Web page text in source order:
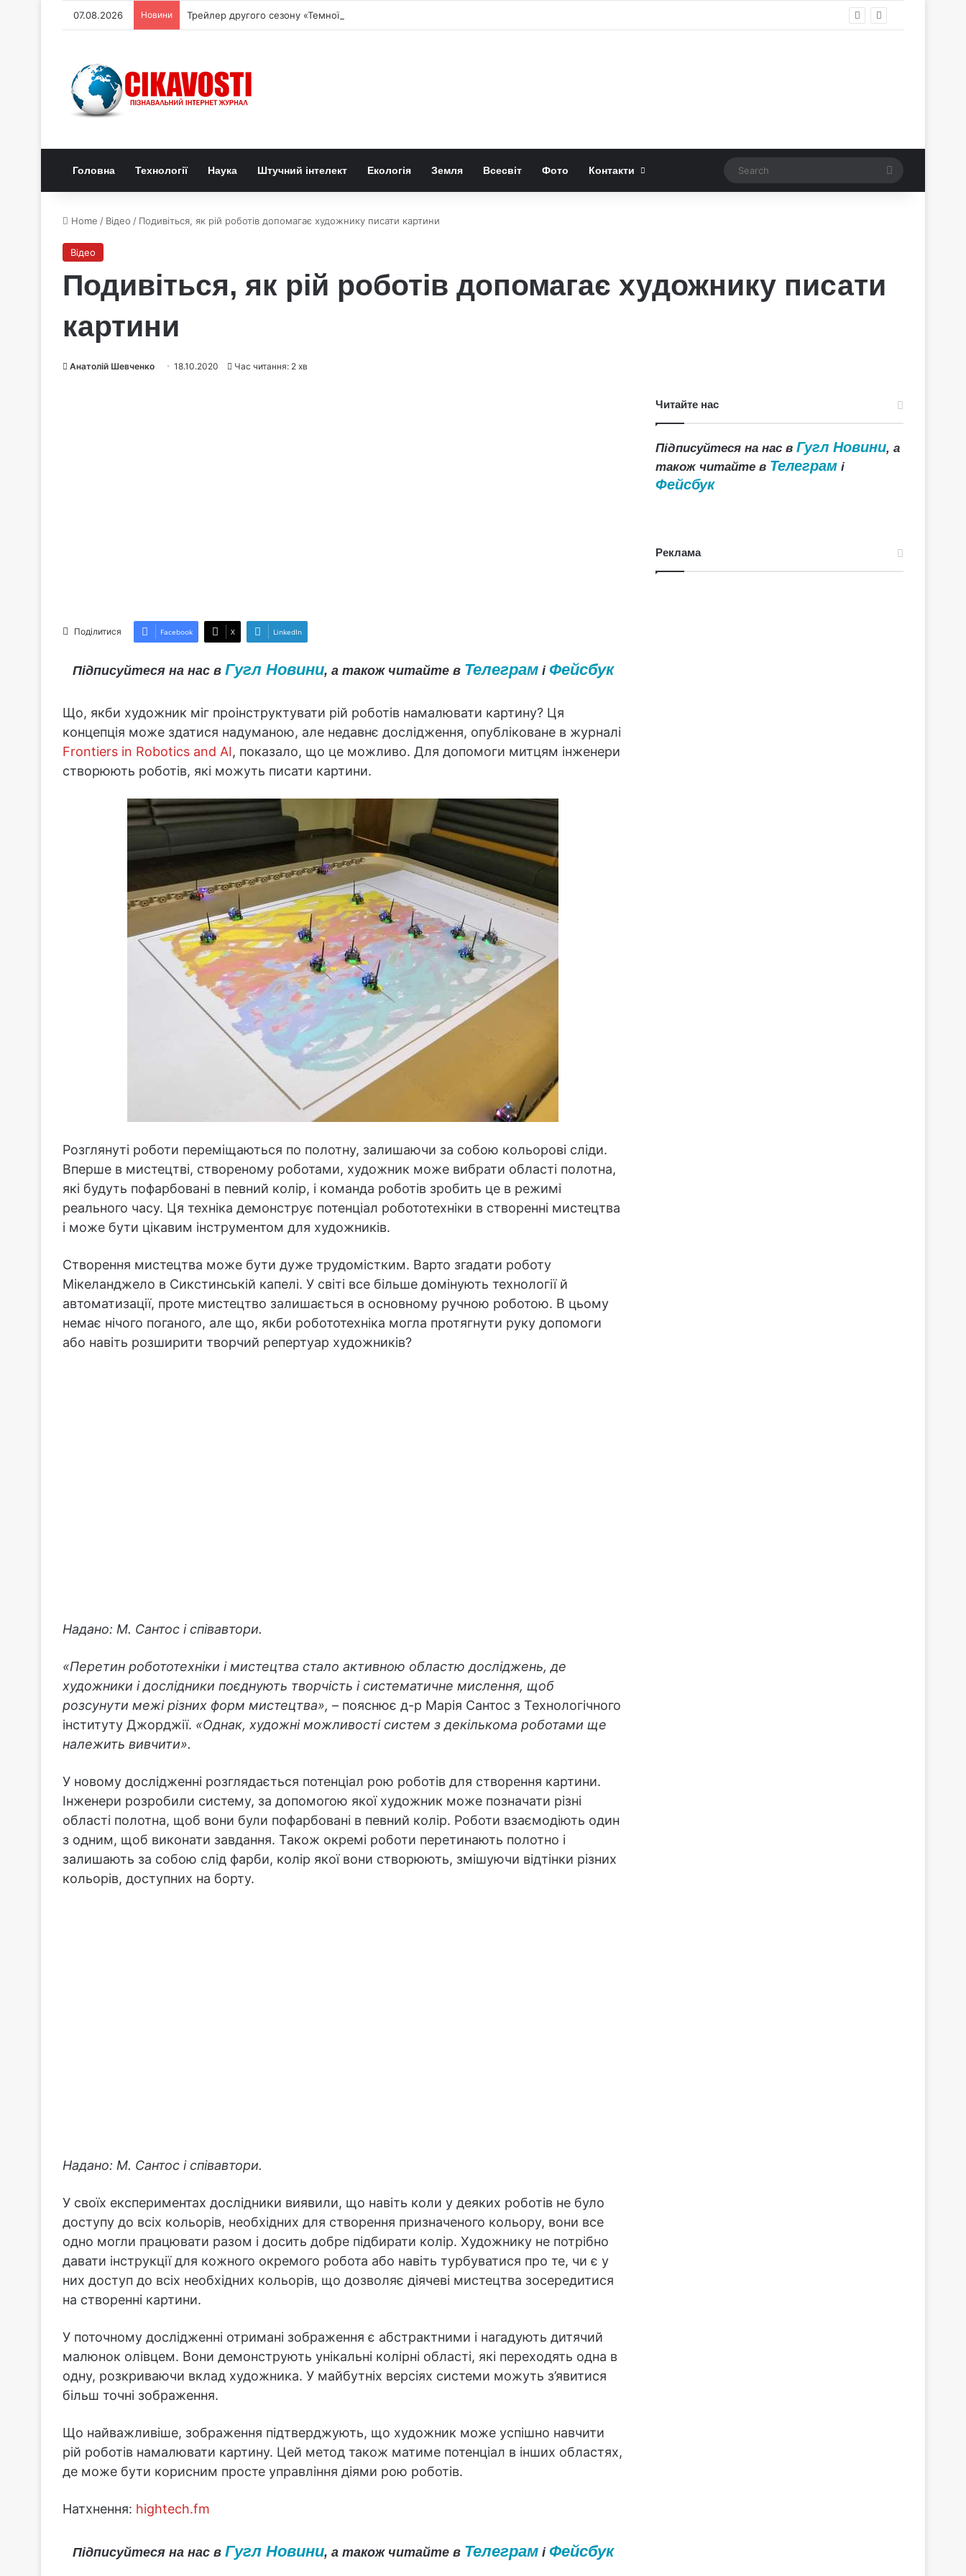
07.08.2026 Новини Трейлер другого сезону «Темної матерії» обіцяє новий хіт Apple TV
Головна Технології Наука Штучний інтелект Екологія Земля Всесвіт Фото Контакти Search
Home / Відео / Подивіться, як рій роботів допомагає художнику писати картини
Відео
Подивіться, як рій роботів допомагає художнику писати
картини
Анатолій Шевченко 18.10.2020 Час читання: 2 хв
Поділитися Facebook X LinkedIn
Підписуйтеся на нас в Гугл Новини, а також читайте в Телеграмі Фейсбук
Що, якби художник міг проінструктувати рій роботів намалювати картину? Ця
концепція може здатися надуманою, але недавнє дослідження, опубліковане в журналі
Frontiers in Robotics and AI, показало, що це можливо. Для допомоги митцям інженери
створюють роботів, які можуть писати картини.
Розглянуті роботи переміщаються по полотну, залишаючи за собою кольорові сліди.
Вперше в мистецтві, створеному роботами, художник може вибрати області полотна,
які будуть пофарбовані в певний колір, і команда роботів зробить це в режимі
реального часу. Ця техніка демонструє потенціал робототехніки в створенні мистецтва
і може бути цікавим інструментом для художників.
Створення мистецтва може бути дуже трудомістким. Варто згадати роботу
Мікеланджело в Сикстинській капелі. У світі все більше домінують технології й
автоматизації, проте мистецтво залишається в основному ручною роботою. В цьому
немає нічого поганого, але що, якби робототехніка могла протягнути руку допомоги
або навіть розширити творчий репертуар художників?
Надано: М. Сантос і співавтори.
«Перетин робототехніки і мистецтва стало активною областю досліджень, де
художники і дослідники поєднують творчість і систематичне мислення, щоб
розсунути межі різних форм мистецтва», – пояснює д-р Марія Сантос з Технологічного
інституту Джорджії. «Однак, художні можливості систем з декількома роботами ще
належить вивчити».
У новому дослідженні розглядається потенціал рою роботів для створення картини.
Інженери розробили систему, за допомогою якої художник може позначати різні
області полотна, щоб вони були пофарбовані в певний колір. Роботи взаємодіють один
з одним, щоб виконати завдання. Також окремі роботи перетинають полотно і
залишають за собою слід фарби, колір якої вони створюють, змішуючи відтінки різних
кольорів, доступних на борту.
Надано: М. Сантос і співавтори.
У своїх експериментах дослідники виявили, що навіть коли у деяких роботів не було
доступу до всіх кольорів, необхідних для створення призначеного кольору, вони все
одно могли працювати разом і досить добре підбирати колір. Художнику не потрібно
давати інструкції для кожного окремого робота або навіть турбуватися про те, чи є у
них доступ до всіх необхідних кольорів, що дозволяє діячеві мистецтва зосередитися
на створенні картини.
У поточному дослідженні отримані зображення є абстрактними і нагадують дитячий
малюнок олівцем. Вони демонструють унікальні колірні області, які переходять одна в
одну, розкриваючи вклад художника. У майбутніх версіях системи можуть з’явитися
більш точні зображення.
Що найважливіше, зображення підтверджують, що художник може успішно навчити
рій роботів намалювати картину. Цей метод також матиме потенціал в інших областях,
де може бути корисним просте управління діями рою роботів.
Натхнення: hightech.fm
Підписуйтеся на нас в Гугл Новини, а також читайте в Телеграмі Фейсбук
Читайте нас
Підписуйтеся на нас вГугл Новини, а
також читайте в Телеграм і
Фейсбук
Реклама